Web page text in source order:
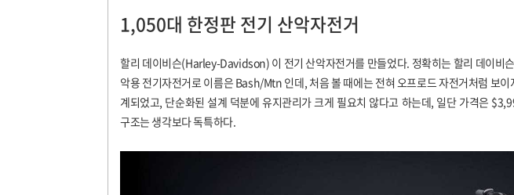
1,050대 한정판 전기 산악자전거
할리 데이비슨(Harley-Davidson) 이 전기 산악자전거를 만들었다. 정확히는 할리 데이비
악용 전기자전거로 이름은 Bash/Mtn 인데, 처음 볼 때에는 전혀 오프로드 자전거처럼 보
계되었고, 단순화된 설계 덕분에 유지관리가 크게 필요치 않다고 하는데, 일단 가격은
구조는 생각보다 독특하다.